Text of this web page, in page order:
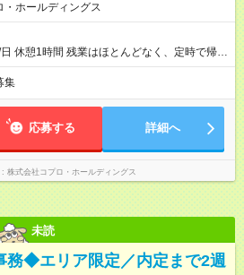
・ホールディングス
とんどなく、定時で帰れ
す。 毎日の業務は進捗管理や事務が中心な
べき仕事」が終われば、自然と区切りをつけ
ます。
集
応募する 詳細へ
株式会社コプロ・ホールディングス
未読
務◆エリア限定／内定まで2週